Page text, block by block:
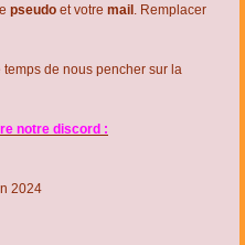
pseudo et votre mail . Remplacer
de nous pencher sur la
notre discord :
2024